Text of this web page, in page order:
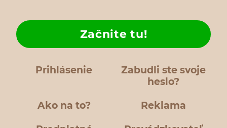
Prihlásenie
Zabudli ste svoje
heslo?
Ako na to?
Začnite tu!
Reklama